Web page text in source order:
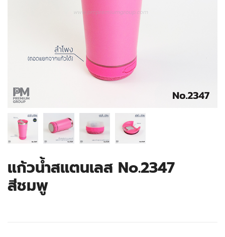
แก้วน้ำสแตนเลส No.2347
สีชมพู